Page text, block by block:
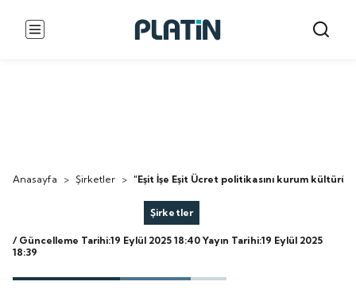
Anasayfa > Şirketler > "Eşit İşe Eşit Ücret politikasını kurum
Şirketler
/ Güncelleme Tarihi:19 Eylül 2025 18:40 Yayın Tarihi:19 Eylül 2025
18:39